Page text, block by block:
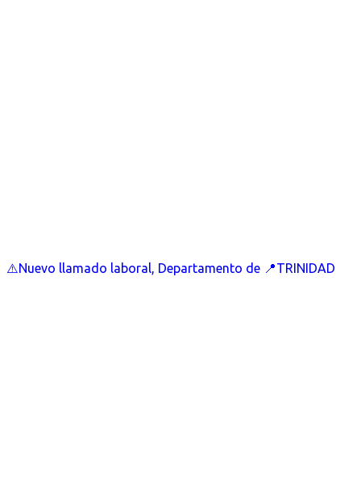
⚠️Nuevo llamado laboral, Departamento de 📍TRINIDAD